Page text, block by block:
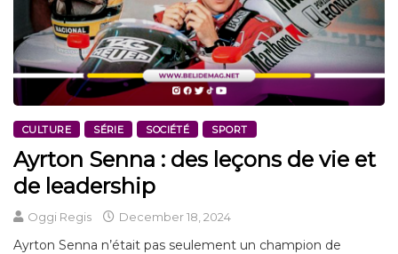
CULTURE SÉRIE SOCIÉTÉ SPORT
Ayrton Senna : des leçons de vie et
de leadership
Oggi Regis December 18, 2024
Ayrton Senna n’était pas seulement un champion de